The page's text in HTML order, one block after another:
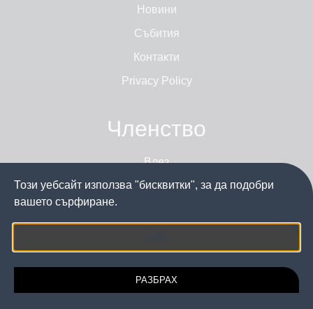
Новини
Събития
Контакти
Privacy Policy
Членство
Влез
Стани член
Последвайте ни
Този уебсайт използва "бисквитки", за да подобри
вашето сърфиране.
РАЗБРАХ